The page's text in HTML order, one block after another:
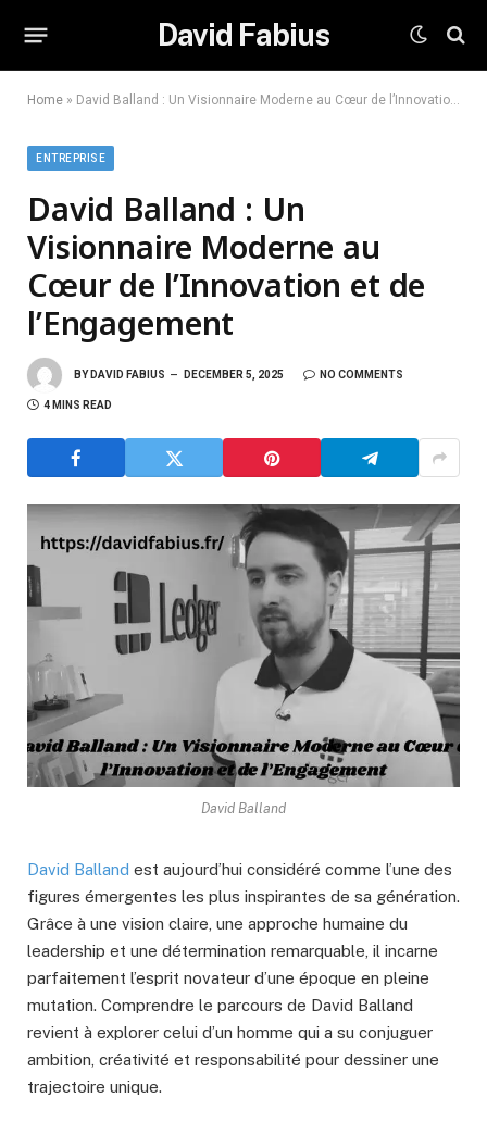
David Fabius
Home » David Balland : Un Visionnaire Moderne au Cœur de l’Innovation et de l’Engagement
ENTREPRISE
David Balland : Un
Visionnaire Moderne au
Cœur de l’Innovation et de
l’Engagement
BY DAVID FABIUS DECEMBER 5, 2025 NO COMMENTS
4 MINS READ
David Balland
David Balland est aujourd’hui considéré comme l’une des
figures émergentes les plus inspirantes de sa génération.
Grâce à une vision claire, une approche humaine du
leadership et une détermination remarquable, il incarne
parfaitement l’esprit novateur d’une époque en pleine
mutation. Comprendre le parcours de David Balland
revient à explorer celui d’un homme qui a su conjuguer
ambition, créativité et responsabilité pour dessiner une
trajectoire unique.